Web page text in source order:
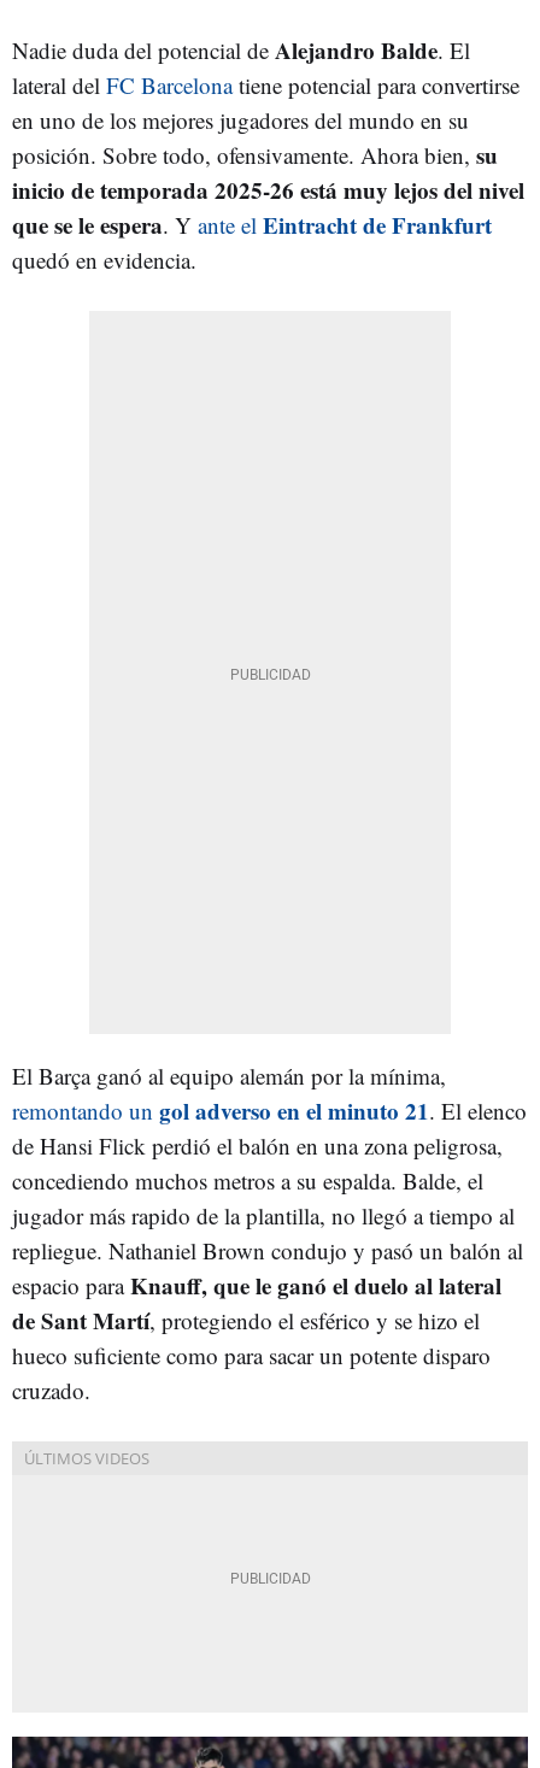
Nadie duda del potencial de Alejandro Balde. El
lateral del FC Barcelonatiene potencial para convertirse
en uno de los mejores jugadores del mundo en su
posición. Sobre todo, ofensivamente. Ahora bien, su
inicio de temporada 2025-26 está muy lejos del nivel
que se le espera. Y ante el Eintracht de Frankfurt
quedó en evidencia.
El Barça ganó al equipo alemán por la mínima,
remontando un gol adverso en el minuto 21. El elenco
de Hansi Flick perdió el balón en una zona peligrosa,
concediendo muchos metros a su espalda. Balde, el
jugador más rapido de la plantilla, no llegó a tiempo al
repliegue. Nathaniel Brown condujo y pasó un balón al
espacio paraKnauff, que le ganó el duelo al lateral
de Sant Martí, protegiendo el esférico y se hizo el
hueco suficiente como para sacar un potente disparo
cruzado.